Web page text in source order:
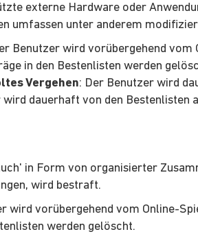
externe Hardware oder
umfassen unter anderem
Benutzer wird vorübergehend
in den Bestenlisten werden
Vergehen: Der Benutzer wird
dauerhaft von den Bestenlisten
in Form von organisierter
wird bestraft.
wird vorübergehend vom Online-
werden gelöscht.